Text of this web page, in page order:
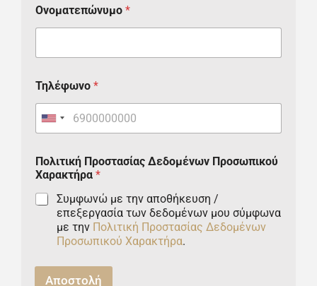
Ονοματεπώνυμο*
Τηλέφωνο*
U
i
Πολιτική Προστασίας Δεδομένων Προσωπικού
Χαρακτήρα*
Συμφωνώ με την αποθήκευση /
επεξεργασία των δεδομένων μου σύμφωνα
με την Πολιτική Προστασίας Δεδομένων
Προσωπικού Χαρακτήρα.
Αποστολή